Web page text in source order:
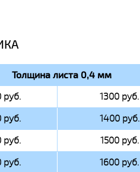
Толщина листа 0,4 мм
руб.
1300 руб.
руб.
1400 руб.
руб.
1500 руб.
руб.
1600 руб.